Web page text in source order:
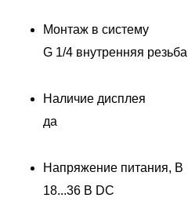
Монтаж в систему
G 1/4 внутренняя резьба
Наличие дисплея
да
Напряжение питания, В
18...36 В DC